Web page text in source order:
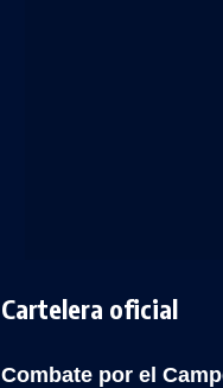
Cartelera oficial
Combate por el